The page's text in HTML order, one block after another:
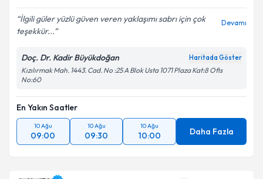
İlgili güler yüzlü güven veren yaklaşımı sabrı için çok
teşekkür...
Devamı
Doç. Dr. Kadir Büyükdoğan Haritada Göster
Kızılırmak Mah. 1443. Cad. No :25 A Blok Usta 1071 Plaza Kat:8 Ofis
No:60
En Yakın Saatler
10 Ağu
09:00
10 Ağu
09:30
10 Ağu
10:00 Daha Fazla